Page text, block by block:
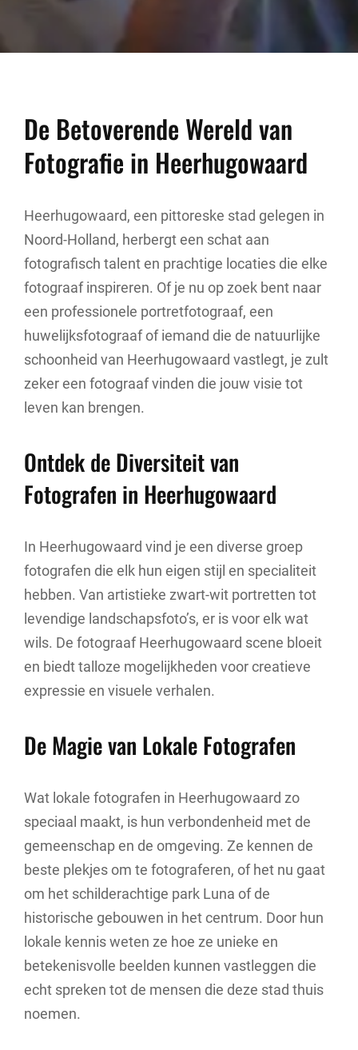
De Betoverende Wereld van
Fotografie in Heerhugowaard
Heerhugowaard, een pittoreske stad gelegen in
Noord-Holland, herbergt een schat aan
fotografisch talent en prachtige locaties die elke
fotograaf inspireren. Of je nu op zoek bent naar
een professionele portretfotograaf, een
huwelijksfotograaf of iemand die de natuurlijke
schoonheid van Heerhugowaard vastlegt, je zult
zeker een fotograaf vinden die jouw visie tot
leven kan brengen.
Ontdek de Diversiteit van
Fotografen in Heerhugowaard
In Heerhugowaard vind je een diverse groep
fotografen die elk hun eigen stijl en specialiteit
hebben. Van artistieke zwart-wit portretten tot
levendige landschapsfoto’s, er is voor elk wat
wils. De fotograaf Heerhugowaard scene bloeit
en biedt talloze mogelijkheden voor creatieve
expressie en visuele verhalen.
De Magie van Lokale Fotografen
Wat lokale fotografen in Heerhugowaard zo
speciaal maakt, is hun verbondenheid met de
gemeenschap en de omgeving. Ze kennen de
beste plekjes om te fotograferen, of het nu gaat
om het schilderachtige park Luna of de
historische gebouwen in het centrum. Door hun
lokale kennis weten ze hoe ze unieke en
betekenisvolle beelden kunnen vastleggen die
echt spreken tot de mensen die deze stad thuis
noemen.